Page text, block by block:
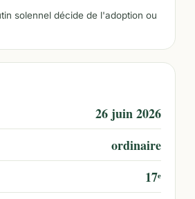
solennel décide de l'adoption ou
26 juin 2026
ordinaire
17ᵉ